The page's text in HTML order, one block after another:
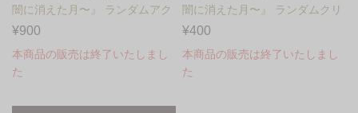
闇に消えた月〜』 ランダムアク
リルスタンド
¥900
本商品の販売は終了いたしまし
た
闇に消えた月〜』 ランダムクリ
アブロマイド
¥400
本商品の販売は終了いたしまし
た